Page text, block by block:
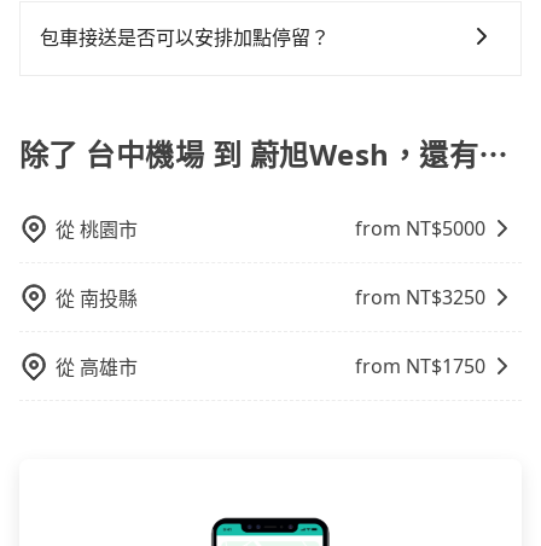
域的限制，實際可停靠的地點與你的上下車地點仍有段
不必擔心停車位的問題。但是，計程車的費用相對較
預約時都依照乘客需求做選擇。如需專車接送，車內除
不會超過座位的上限。
包車接送是否可以安排加點停留？
除了 台中機場 到 蔚旭Wesh，還有⋯
從桃園市 from NT$5000
從 南投縣 from NT$3250
從 高雄市 from NT$1750